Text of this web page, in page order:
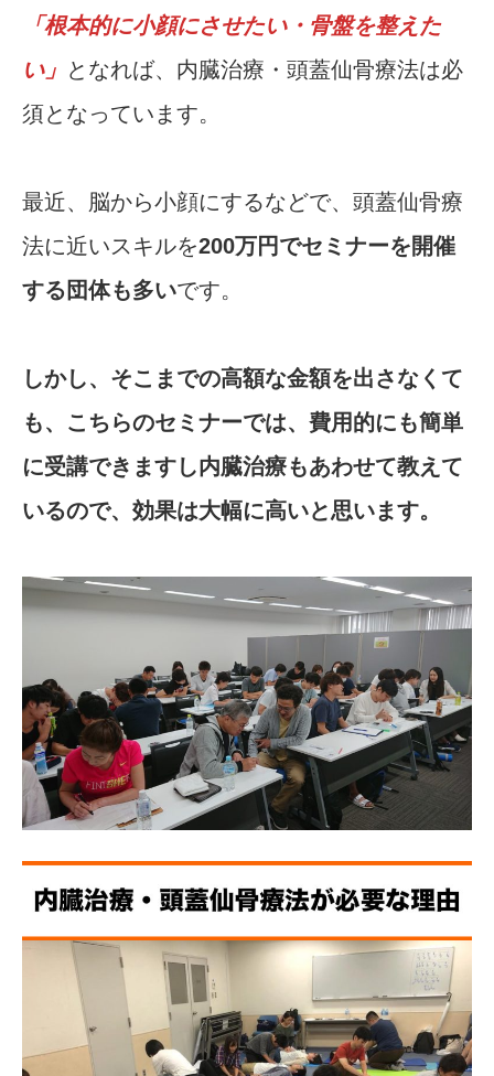
「根本的に小顔にさせたい・骨盤を整えた
い」 となれば、内臓治療・頭蓋仙骨療法は必
須となっています。
最近、脳から小顔にするなどで、頭蓋仙骨療
法に近いスキルを200万円でセミナーを開催
する団体も多いです。
しかし、そこまでの高額な金額を出さなくて
も、こちらのセミナーでは、費用的にも簡単
に受講できますし内臓治療もあわせて教えて
いるので、効果は大幅に高いと思います。